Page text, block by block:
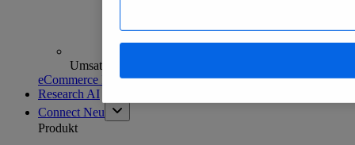
Umsatzanalysen und -prognosen
eCommerce Insights entdecken
Research AI
Connect Neu
Produkt